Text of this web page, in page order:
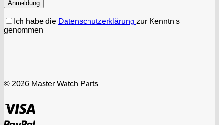
Ich habe die Datenschutzerklärung zur Kenntnis
genommen.
© 2026 Master Watch Parts
PayPal